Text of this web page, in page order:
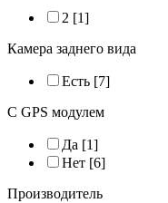
2 [1]
Камера заднего вида
Есть [7]
С GPS модулем
Да [1]
Нет [6]
Производитель